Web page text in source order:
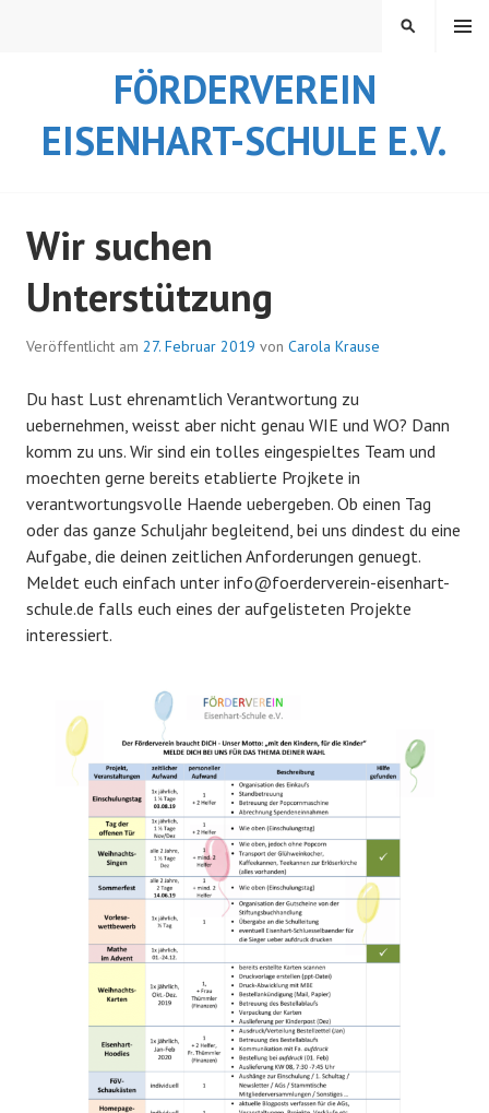
FÖRDERVEREIN
EISENHART-SCHULE E.V.
MENÜ
SUCHEN
Wir suchen
Unterstützung
Veröffentlicht am 27. Februar 2019 von Carola Krause
Du hast Lust ehrenamtlich Verantwortung zu
uebernehmen, weisst aber nicht genau WIE und WO? Dann
komm zu uns. Wir sind ein tolles eingespieltes Team und
moechten gerne bereits etablierte Projkete in
verantwortungsvolle Haende uebergeben. Ob einen Tag
oder das ganze Schuljahr begleitend, bei uns dindest du eine
Aufgabe, die deinen zeitlichen Anforderungen genuegt.
Meldet euch einfach unter info@foerderverein-eisenhart-
schule.de falls euch eines der aufgelisteten Projekte
interessiert.